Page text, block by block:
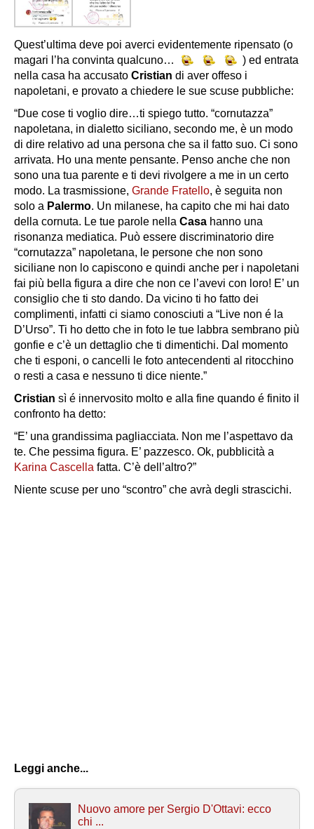
Quest’ultima deve poi averci evidentemente ripensato (o
magari l’ha convinta qualcuno…
) ed entrata
nella casa ha accusato Cristian di aver offeso i
napoletani, e provato a chiedere le sue scuse pubbliche:
“Due cose ti voglio dire…ti spiego tutto. “cornutazza”
napoletana, in dialetto siciliano, secondo me, è un modo
di dire relativo ad una persona che sa il fatto suo. Ci sono
arrivata. Ho una mente pensante. Penso anche che non
sono una tua parente e ti devi rivolgere a me in un certo
modo. La trasmissione, Grande Fratello, è seguita non
solo a Palermo. Un milanese, ha capito che mi hai dato
della cornuta. Le tue parole nella Casa hanno una
risonanza mediatica. Può essere discriminatorio dire
“cornutazza” napoletana, le persone che non sono
siciliane non lo capiscono e quindi anche per i napoletani
fai più bella figura a dire che non ce l’avevi con loro! E’ un
consiglio che ti sto dando. Da vicino ti ho fatto dei
complimenti, infatti ci siamo conosciuti a “Live non é la
D’Urso”. Ti ho detto che in foto le tue labbra sembrano più
gonfie e c’è un dettaglio che ti dimentichi. Dal momento
che ti esponi, o cancelli le foto antecendenti al ritocchino
o resti a casa e nessuno ti dice niente.”
Cristian sì é innervosito molto e alla fine quando é finito il
confronto ha detto:
“E’ una grandissima pagliacciata. Non me l’aspettavo da
te. Che pessima figura. E’ pazzesco. Ok, pubblicità a
Karina Cascella fatta. C’è dell’altro?”
Niente scuse per uno “scontro” che avrà degli strascichi.
Leggi anche...
Nuovo amore per Sergio D'Ottavi: ecco
chi ...